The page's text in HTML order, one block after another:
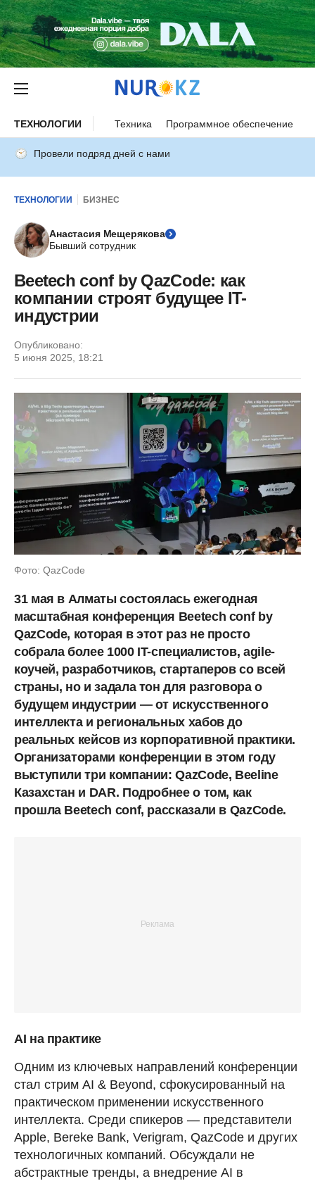
ТЕХНОЛОГИИ Техника Программное обеспечение
Провели подряд дней с нами
ТЕХНОЛОГИИ БИЗНЕС
Анастасия Мещерякова
Бывший сотрудник
Beetech conf by QazCode: как
компании строят будущее IT-
индустрии
Опубликовано:
5 июня 2025, 18:21
Фото: QazCode
31 мая в Алматы состоялась ежегодная
масштабная конференция Beetech conf by
QazCode, которая в этот раз не просто
собрала более 1000 IT-специалистов, agile-
коучей, разработчиков, стартаперов со всей
страны, но и задала тон для разговора о
будущем индустрии — от искусственного
интеллекта и региональных хабов до
реальных кейсов из корпоративной практики.
Организаторами конференции в этом году
выступили три компании: QazCode, Beeline
Казахстан и DAR. Подробнее о том, как
прошла Beetech conf, рассказали в QazCode.
AI на практике
Одним из ключевых направлений конференции
стал стрим AI & Beyond, сфокусированный на
практическом применении искусственного
интеллекта. Среди спикеров — представители
Apple, Bereke Bank, Verigram, QazCode и других
технологичных компаний. Обсуждали не
абстрактные тренды, а внедрение AI в